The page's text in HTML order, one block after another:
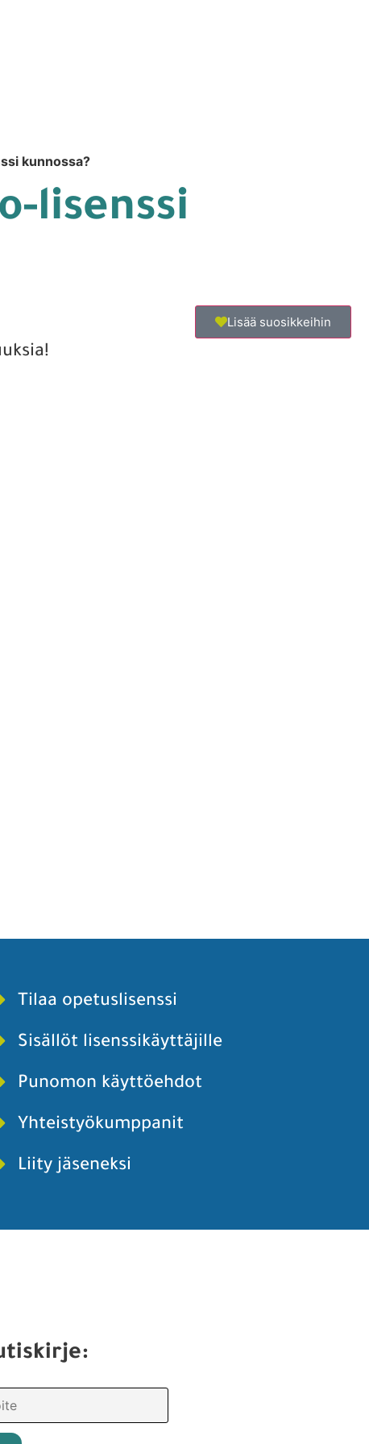
kunnossa?
lisenssi
Lisää suosikkeihin
Tilaa opetuslisenssi
Sisällöt lisenssikäyttäjille
Punomon käyttöehdot
Yhteistyökumppanit
Liity jäseneksi